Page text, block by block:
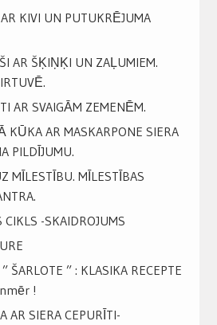
KIVI UN PUTUKRĒJUMA
AR ŠĶIŅĶI UN ZAĻUMIEM.
AR SVAIGĀM ZEMENĒM.
KŪKA AR MASKARPONE SIERA
PILDĪJUMU.
MĪLESTĪBU. MĪLESTĪBAS
-SKAIDROJUMS
ŠARLOTE ” : KLASIKA RECEPTE
!
AR SIERA CEPURĪTI-